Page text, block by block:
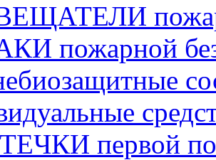
пожарной
первой